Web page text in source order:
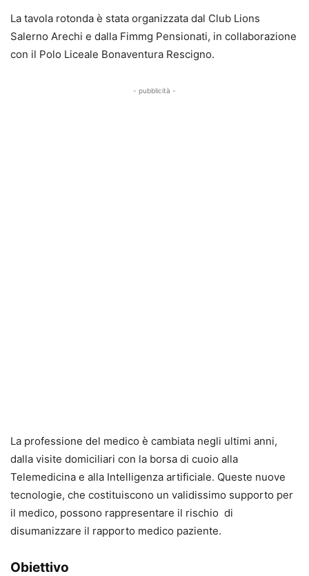
La tavola rotonda è stata organizzata dal Club Lions
Salerno Arechi e dalla Fimmg Pensionati, in collaborazione
con il Polo Liceale Bonaventura Rescigno.
- pubblicità -
La professione del medico è cambiata negli ultimi anni,
dalla visite domiciliari con la borsa di cuoio alla
Telemedicina e alla Intelligenza artificiale. Queste nuove
tecnologie, che costituiscono un validissimo supporto per
il medico, possono rappresentare il rischio di
disumanizzare il rapporto medico paziente.
Obiettivo